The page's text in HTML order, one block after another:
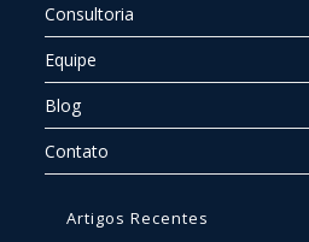
Consultoria
Equipe
Blog
Contato
Artigos Recentes